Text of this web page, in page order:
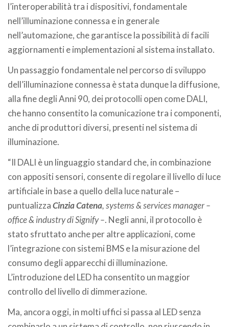
l’interoperabilità tra i dispositivi, fondamentale
nell’illuminazione connessa e in generale
nell’automazione, che garantisce la possibilità di facili
aggiornamenti e implementazioni al sistema installato.
Un passaggio fondamentale nel percorso di sviluppo
dell’illuminazione connessa è stata dunque la diffusione,
alla fine degli Anni 90, dei protocolli open come DALI,
che hanno consentito la comunicazione tra i componenti,
anche di produttori diversi, presenti nel sistema di
illuminazione.
“Il DALI è un linguaggio standard che, in combinazione
con appositi sensori, consente di regolare il livello di luce
artificiale in base a quello della luce naturale –
puntualizzaCinzia Catena, systems & services manager –
office & industry di Signify –. Negli anni, il protocollo è
stato sfruttato anche per altre applicazioni, come
l’integrazione con sistemi BMS e la misurazione del
consumo degli apparecchi di illuminazione.
L’introduzione del LED ha consentito un maggior
controllo del livello di dimmerazione.
Ma, ancora oggi, in molti uffici si passa al LED senza